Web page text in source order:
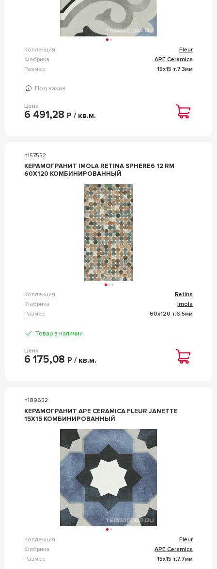
Коллекция
Fleur
Фабрика
APE Ceramica
Размер
15x15 т.7.3мм
Под заказ
Цена
6 491,28 Р / кв.м.
n157552
КЕРАМОГРАНИТ IMOLA RETINA SPHERE6 12 RM
60X120 КОМБИНИРОВАННЫЙ
Коллекция
Retina
Фабрика
Imola
Размер
60x120 т.6.5мм
Товар в наличии
Цена
6 175,08 Р / кв.м.
n189652
КЕРАМОГРАНИТ APE CERAMICA FLEUR JANETTE
15X15 КОМБИНИРОВАННЫЙ
Коллекция
Fleur
Фабрика
APE Ceramica
Размер
15x15 т.7.7мм